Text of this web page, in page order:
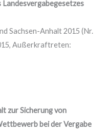
Sachsen-Anhalt 2015 (Nr.
Außerkraftreten:
zur Sicherung von
bei der Vergabe